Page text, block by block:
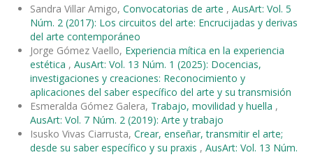
Sandra Villar Amigo, Convocatorias de arte , AusArt: Vol. 5
Núm. 2 (2017): Los circuitos del arte: Encrucijadas y derivas
del arte contemporáneo
Jorge Gómez Vaello, Experiencia mítica en la experiencia
estética , AusArt: Vol. 13 Núm. 1 (2025): Docencias,
investigaciones y creaciones: Reconocimiento y
aplicaciones del saber específico del arte y su transmisión
Esmeralda Gómez Galera, Trabajo, movilidad y huella ,
AusArt: Vol. 7 Núm. 2 (2019): Arte y trabajo
Isusko Vivas Ciarrusta, Crear, enseñar, transmitir el arte;
desde su saber específico y su praxis , AusArt: Vol. 13 Núm.